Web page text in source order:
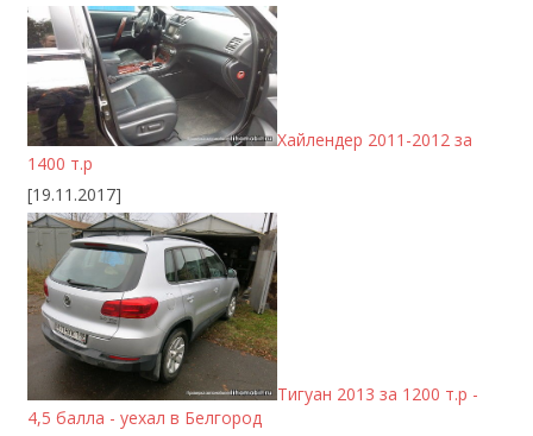
Хайлендер 2011-2012 за
1400 т.р
[19.11.2017]
Тигуан 2013 за 1200 т.р -
4,5 балла - уехал в Белгород